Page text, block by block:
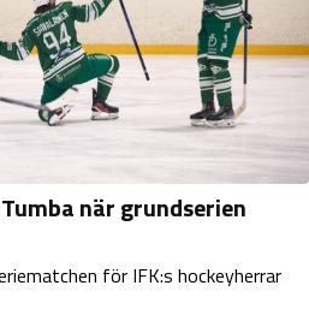
när grundserien
för IFK:s hockeyherrar